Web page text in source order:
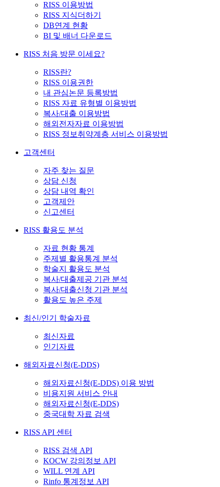
RISS 이용방법
RISS 지식더하기
DB연계 현황
BI 및 배너 다운로드
RISS 처음 방문 이세요?
RISS란?
RISS 이용권한
내 관심논문 등록방법
RISS 자료 유형별 이용방법
복사/대출 이용방법
해외전자자료 이용방법
RISS 정보취약계층 서비스 이용방법
고객센터
자주 찾는 질문
상담 신청
상담 내역 확인
고객제안
신고센터
RISS 활용도 분석
자료 현황 통계
주제별 활용통계 분석
학술지 활용도 분석
복사/대출제공 기관 분석
복사/대출신청 기관 분석
활용도 높은 주제
최신/인기 학술자료
최신자료
인기자료
해외자료신청(E-DDS)
해외자료신청(E-DDS) 이용 방법
비용지원 서비스 안내
해외자료신청(E-DDS)
중국대학 자료 검색
RISS API 센터
RISS 검색 API
KOCW 강의정보 API
WILL 연계 API
Rinfo 통계정보 API